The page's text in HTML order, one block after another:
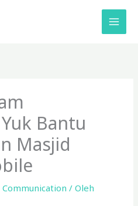
Bantu
Masjid
/ Oleh